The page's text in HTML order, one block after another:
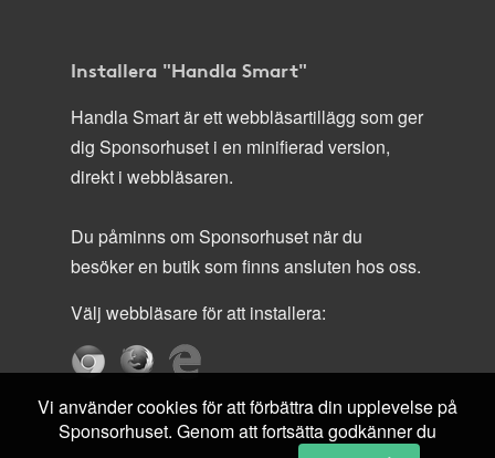
Installera "Handla Smart"
Handla Smart är ett webbläsartillägg som ger
dig Sponsorhuset i en minifierad version,
direkt i webbläsaren.
Du påminns om Sponsorhuset när du
besöker en butik som finns ansluten hos oss.
Välj webbläsare för att installera:
Vi använder cookies för att förbättra din upplevelse på
Sponsorhuset. Genom att fortsätta godkänner du